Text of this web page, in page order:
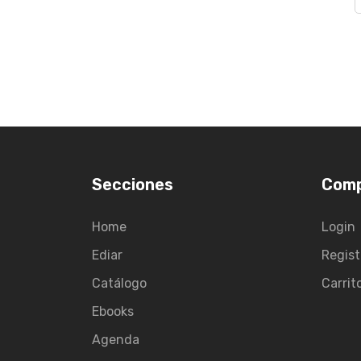
Secciones
Home
Ediar
Catálogo
Ebooks
Agenda
Login